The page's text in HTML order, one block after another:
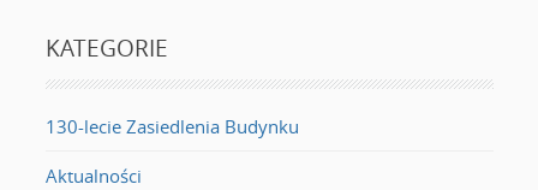
KATEGORIE
130-lecie Zasiedlenia Budynku
Aktualności